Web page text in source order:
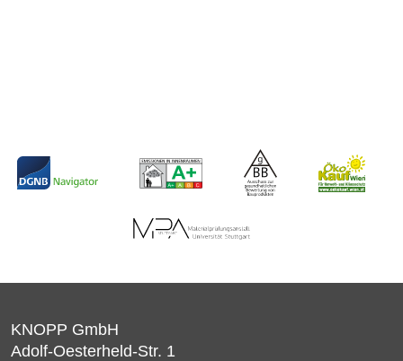
KNOPP GmbH
Adolf-Oesterheld-Str. 1